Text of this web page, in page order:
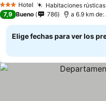
3 Estrellas
Hotel Habitaciones
7,9 Bueno 786 a 6.9 km
Elige fechas para ver los